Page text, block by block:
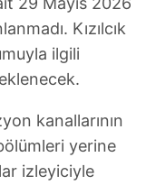
detaylı bilgi
Bilgilendirme
ve sitemizde
ilgili bilgi
Kızılcık
ilgili
kanallarının
yerine
izleyiciyle